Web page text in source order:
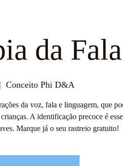
da
Conceito Phi D&A
da voz, fala e linguagem, que
A identificação precoce é
Marque já o seu rastreio gratuito!